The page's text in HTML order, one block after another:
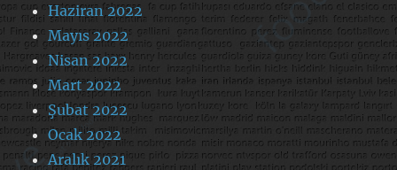
Haziran 2022
Mayıs 2022
Nisan 2022
Mart 2022
Şubat 2022
Ocak 2022
Aralık 2021